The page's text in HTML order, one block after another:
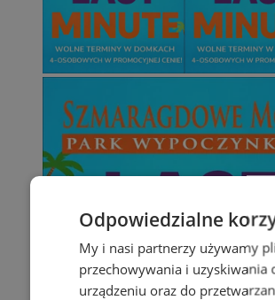
Odpowiedzialne
My i nasi partnerzy używamy
przechowywania i
urządzeniu oraz do